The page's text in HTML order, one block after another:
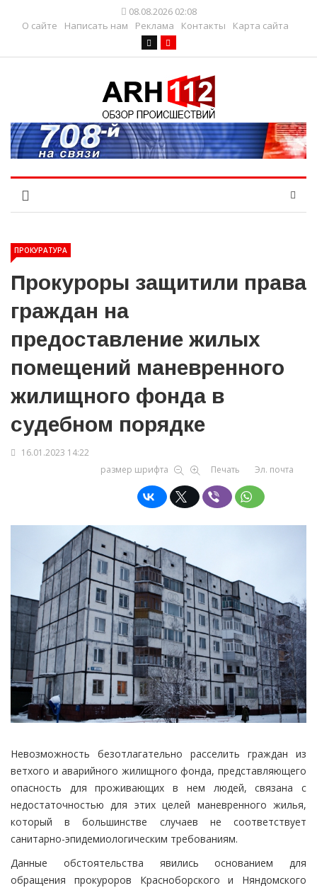
08.08.2026 02:08
О сайте
Написать нам Реклама Контакты Карта сайта
ПРОКУРАТУРА
Прокуроры защитили права
граждан на
предоставление жилых
помещений маневренного
жилищного фонда в
судебном порядке
16.01.2023 14:22
размер шрифта
Печать Эл. почта
Невозможность безотлагательно расселить граждан из
ветхого и аварийного жилищного фонда, представляющего
опасность для проживающих в нем людей, связана с
недостаточностью для этих целей маневренного жилья,
который в большинстве случаев не соответствует
санитарно-эпидемиологическим требованиям.
Данные обстоятельства явились основанием для
обращения прокуроров Красноборского и Няндомского